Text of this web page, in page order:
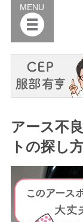
MENU
アース不
トの探し